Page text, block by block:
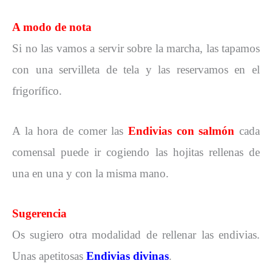
A modo de nota
Si no las vamos a servir sobre la marcha, las tapamos
con una servilleta de tela y las reservamos en el
frigorífico.
A la hora de comer las Endivias con salmón cada
comensal puede ir cogiendo las hojitas rellenas de
una en una y con la misma mano.
Sugerencia
Os sugiero otra modalidad de rellenar las endivias.
Unas apetitosas Endivias divinas.